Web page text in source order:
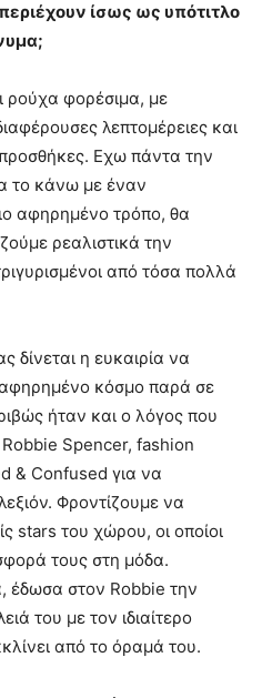
ίσως ως υπότιτλο
ρούχα φορέσιμα, με
λεπτομέρειες και
προσθήκες. Εχω πάντα την
το κάνω με έναν
αφηρημένο τρόπο, θα
ρεαλιστικά την
από τόσα πολλά
δίνεται η ευκαιρία να
κόσμο παρά σε
ήταν και ο λόγος που
Spencer, fashion
& Confused για να
Φροντίζουμε να
stars του χώρου, οι οποίοι
τους στη μόδα.
έδωσα στον Robbie την
του με τον ιδιαίτερο
από το όραμά του.